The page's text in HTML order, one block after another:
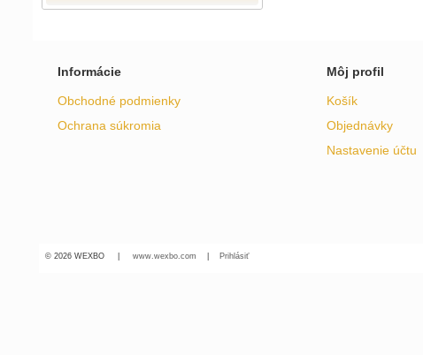
Informácie
Obchodné podmienky
Ochrana súkromia
Môj profil
Košík
Objednávky
Nastavenie účtu
© 2026 WEXBO | www.wexbo.com Prihlásiť